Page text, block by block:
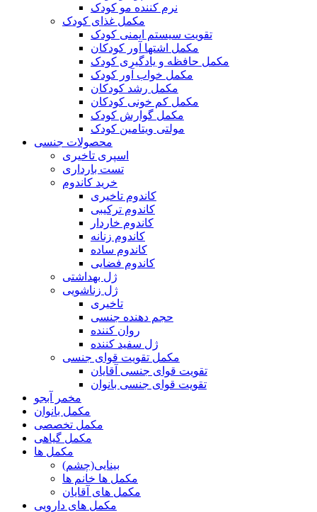
نرم کننده مو کودک
مکمل غذای کودک
تقویت سیستم ایمنی کودک
مکمل اشتها آور کودکان
مکمل حافظه و یادگیری کودک
مکمل خواب آور کودک
مکمل رشد کودکان
مکمل کم خونی کودکان
مکمل گوارش کودک
مولتی ویتامین کودک
محصولات جنسی
اسپری تاخیری
تست بارداری
خرید کاندوم
کاندوم تاخیری
کاندوم ترکیبی
کاندوم خاردار
کاندوم زنانه
کاندوم ساده
کاندوم فضایی
ژل بهداشتی
ژل زناشویی
تاخیری
حجم دهنده جنسی
روان کننده
ژل سفید کننده
مکمل تقویت قوای جنسی
تقویت قوای جنسی آقایان
تقویت قوای جنسی بانوان
مخمر آبجو
مکمل بانوان
مکمل تخصصی
مکمل گیاهی
مکمل ها
بینایی(چشم)
مکمل ها خانم ها
مکمل های آقایان
مکمل های دارویی